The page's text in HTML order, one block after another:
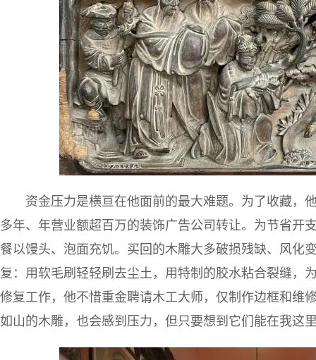
资金压力是横亘在他面前的最大难题。为了收藏，
多年、年营业额超百万的装饰广告公司转让。为节省开
餐以馒头、泡面充饥。买回的木雕大多破损残缺、风化
复：用软毛刷轻轻刷去尘土，用特制的胶水粘合裂缝，
修复工作，他不惜重金聘请木工大师，仅制作边框和维
如山的木雕，也会感到压力，但只要想到它们能在我这